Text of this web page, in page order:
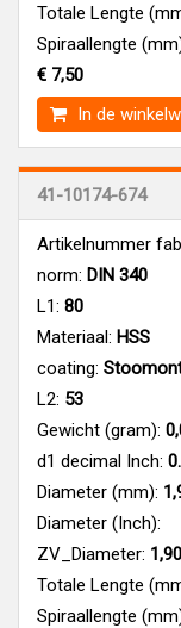
Totale Lengte
Spiraallengte
€ 7,50
In de
41-10174-674
Artikelnummer
norm: DIN 340
L1: 80
Materiaal: HSS
coating:
L2: 53
Gewicht (gram):
d1 decimal Inch:
Diameter (mm):
Diameter (Inch):
ZV_Diameter: 1,90
Totale Lengte
Spiraallengte